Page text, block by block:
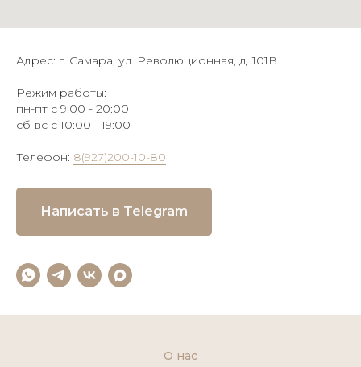
Адрес: г. Самара, ул. Революционная, д. 101В
Режим работы:
пн-пт с 9:00 - 20:00
сб-вс с 10:00 - 19:00
Телефон: 8(927)200-10-80
Написать в Telegram
О нас